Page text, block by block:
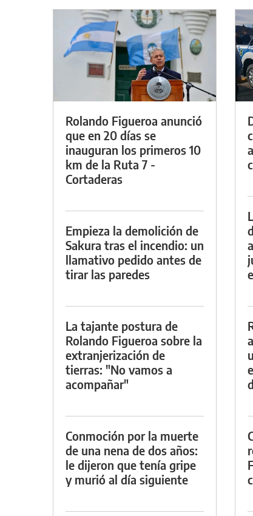
Rolando Figueroa anunció
que en 20 días se
inauguran los primeros 10
km de la Ruta 7 -
Cortaderas
Empieza la demolición de
Sakura tras el incendio: un
llamativo pedido antes de
tirar las paredes
La tajante postura de
Rolando Figueroa sobre la
extranjerización de
tierras: "No vamos a
acompañar"
Conmoción por la muerte
de una nena de dos años:
le dijeron que tenía gripe
y murió al día siguiente